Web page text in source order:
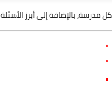
بالإضافة إلى أبرز
.
.
.